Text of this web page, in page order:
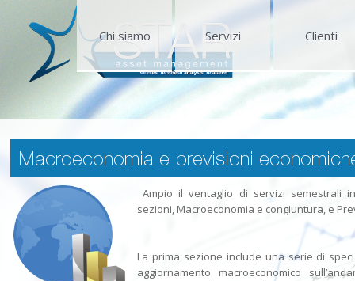
Chi siamo Servizi Clienti
Macroeconomia e previsioni
Ampio il ventaglio di servizi semestrali
sezioni, Macroeconomia e congiuntura, e
La prima sezione include una serie di
aggiornamento macroeconomico